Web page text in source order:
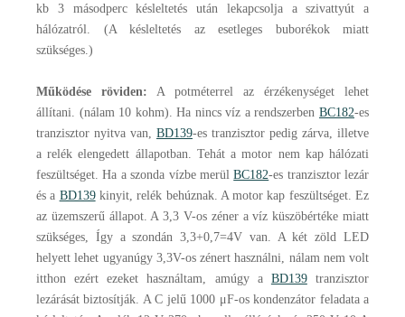
kb 3 másodperc késleltetés után lekapcsolja a szivattyút a
hálózatról. (A késleltetés az esetleges buborékok miatt
szükséges.)
Működése röviden: A potméterrel az érzékenységet lehet
állítani. (nálam 10 kohm). Ha nincs víz a rendszerben BC182-es
tranzisztor nyitva van, BD139-es tranzisztor pedig zárva, illetve
a relék elengedett állapotban. Tehát a motor nem kap hálózati
feszültséget. Ha a szonda vízbe merülBC182-es tranzisztor lezár
és a BD139kinyit, relék behúznak. A motor kap feszültséget. Ez
az üzemszerű állapot. A 3,3 V-os zéner a víz küszöbértéke miatt
szükséges, Így a szondán 3,3+0,7=4V van. A két zöld LED
helyett lehet ugyanúgy 3,3V-os zénert használni, nálam nem volt
itthon ezért ezeket használtam, amúgy a BD139tranzisztor
lezárását biztosítják. A C jelű 1000 μF-os kondenzátor feladata a